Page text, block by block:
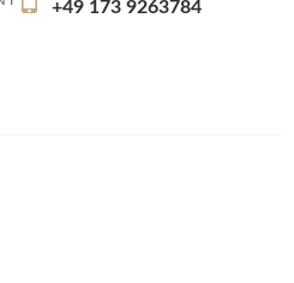
+49 173 9263784